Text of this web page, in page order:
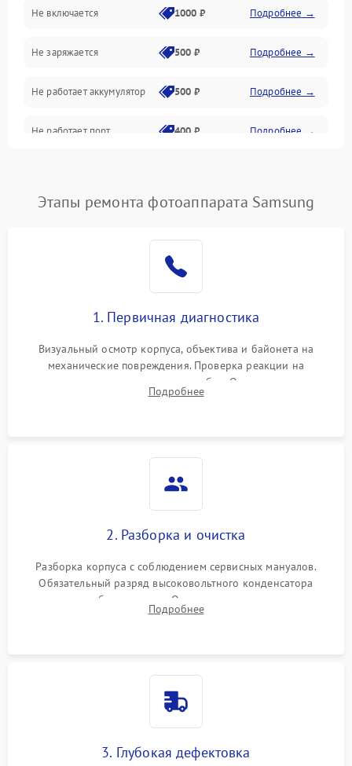
Проблемы с картами памяти
Объективы
Программные сбои
Коммуникации и интерфейсы
Не включается 1000 ₽ Подробнее →
Не заряжается 500 ₽ Подробнее →
Не работает аккумулятор 500 ₽ Подробнее →
Не работает порт 400 ₽ Подробнее →
Этапы ремонта фотоаппарата Samsung
1. Первичная диагностика
Визуальный осмотр корпуса, объектива и байонета на
механические повреждения. Проверка реакции на
включение, считывание кодов ошибок. Оценка состояния
матрицы и затвора, проверка работы автофокуса и вспышки.
Подробнее
2. Разборка и очистка
Разборка корпуса с соблюдением сервисных мануалов.
Обязательный разряд высоковольтного конденсатора
вспышки для безопасности. Очистка внутренних узлов от
пыли, песка и следов влаги с помощью спецсредств.
Подробнее
3. Глубокая дефектовка